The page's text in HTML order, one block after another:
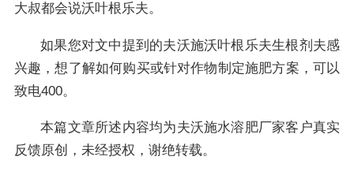
大叔都会说沃叶根乐夫。
如果您对文中提到的夫沃施沃叶根乐夫生根剂夫感
兴趣，想了解如何购买或针对作物制定施肥方案，可以
致电400。
本篇文章所述内容均为夫沃施水溶肥厂家客户真实
反馈原创，未经授权，谢绝转载。